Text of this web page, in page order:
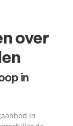
over
in
in